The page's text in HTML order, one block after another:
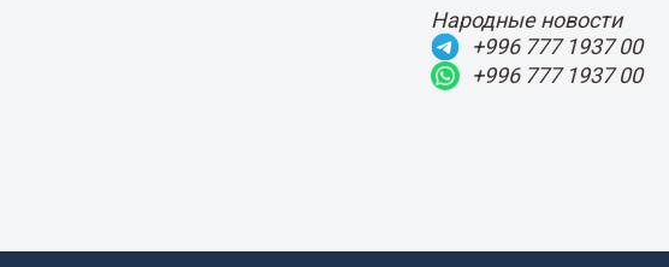
Народные новости
+996 777 1937 00
+996 777 1937 00